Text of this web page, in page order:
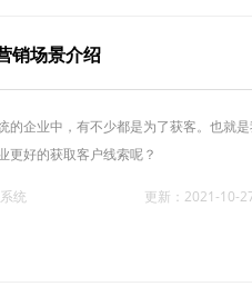
销场景介绍
的企业中，有不少都是为了获客。也就
更好的获取客户线索呢？
统 更新：2021-10-